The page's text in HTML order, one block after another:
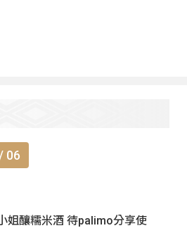
06
姐釀糯米酒 待palimo分享使